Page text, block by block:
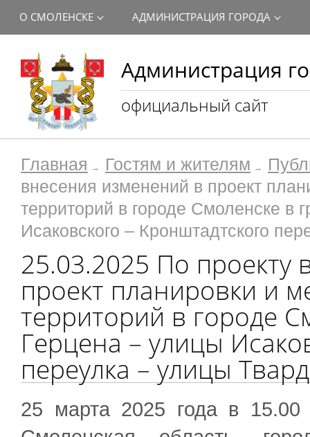
Администрация
официальный сайт
О СМОЛЕНСКЕ АДМИНИСТРАЦИЯ ГОРОДА
Главная Гостям и жителям
внесения изменений в проект
территорий в городе Смоленске в
Исаковского – Кронштадтского
25.03.2025 По проекту
проект планировки и
территорий в городе
Герцена – улицы
переулка – улицы
25 марта 2025 года в 15.00